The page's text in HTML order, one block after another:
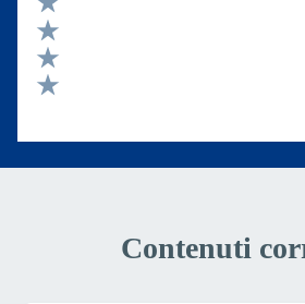
Valuta 4 stelle su 5
Valuta 3 stelle su 5
Valuta 2 stelle su 5
Contenuti